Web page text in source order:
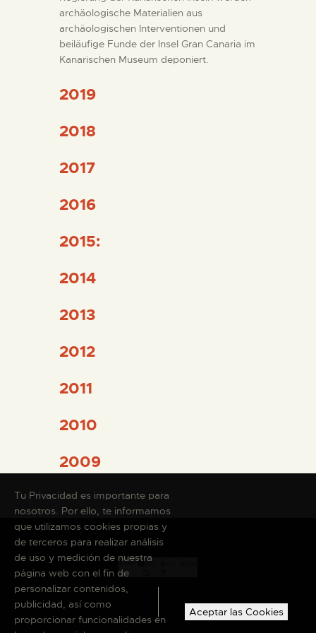
DIGITALE RESSOURCEN
DEUTSCH
archäologische Materialien aus
archäologischen Interventionen und
beiläufige Funde der Insel Gran Canaria im
Kanarischen Museum deponiert.
2019
2018
2017
2016
2015:
2014
2013
2012
2011
2010
2009
Tu Privacidad es importante para
nosotros. Por ello, te informamos
que utilizamos cookies propias y
de terceros para realizar análisis
de uso y medición de nuestra
página web con el fin de
personalizar contenidos,
publicidad, así como
proporcionar funcionalidades en
Aceptar las Cookies